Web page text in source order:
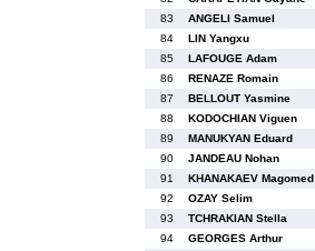
83
ANGELI Samuel
84
LIN Yangxu
85
LAFOUGE Adam
86
RENAZE Romain
87
BELLOUT Yasmine
88
KODOCHIAN Viguen
89
MANUKYAN Eduard
90
JANDEAU Nohan
91
KHANAKAEV Magomed
92
OZAY Selim
93
TCHRAKIAN Stella
94
GEORGES Arthur